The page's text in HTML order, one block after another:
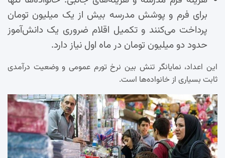
برای فرم و پوشش مدرسه بیش از یک میلیون تومان
پرداخت می‌کنند و تکمیل اقلام ضروری یک دانش‌آموز
حدود دو میلیون تومان در ماه اول نیاز دارد.
این اعداد، نمایانگر تنش بین نرخ تورم عمومی و وضعیت درآمدی
ثابت بسیاری از خانواده‌ها است.